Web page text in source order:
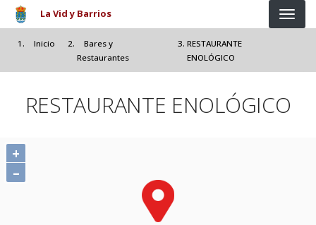
Pasar al contenido principal
La Vid y Barrios
Inicio
Bares y
Restaurantes
RESTAURANTE
ENOLÓGICO
RESTAURANTE ENOLÓGICO
+
–